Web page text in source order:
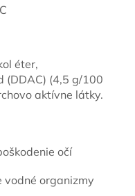
éter,
(DDAC) (4,5 g/100
aktívne látky.
očí
vodné organizmy